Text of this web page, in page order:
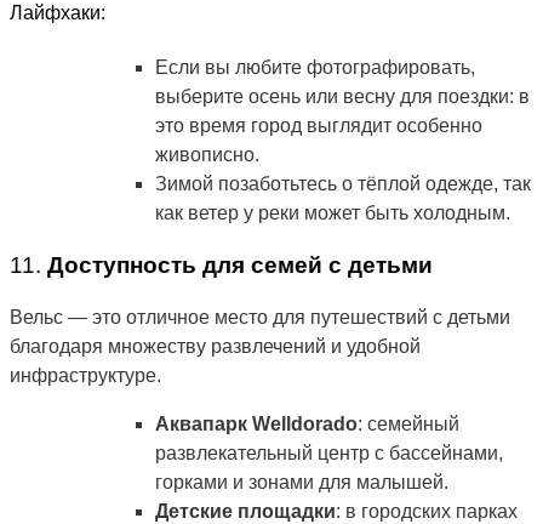
Лайфхаки:
Если вы любите фотографировать,
выберите осень или весну для поездки: в
это время город выглядит особенно
живописно.
Зимой позаботьтесь о тёплой одежде, так
как ветер у реки может быть холодным.
11. Доступность для семей с детьми
Вельс — это отличное место для путешествий с детьми
благодаря множеству развлечений и удобной
инфраструктуре.
Аквапарк Welldorado: семейный
развлекательный центр с бассейнами,
горками и зонами для малышей.
Детские площадки: в городских парках